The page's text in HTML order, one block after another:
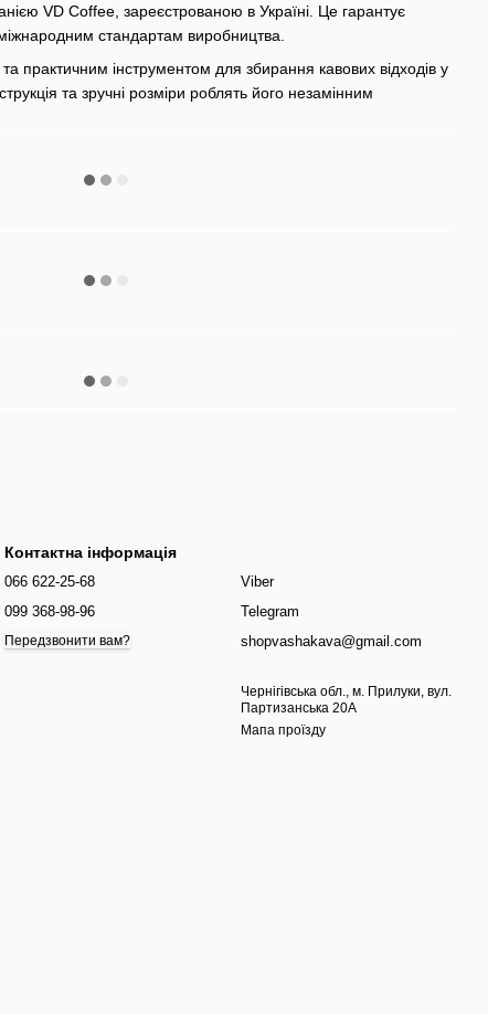
VD Coffee, зареєстрованою в Україні. Це гарантує
міжнародним стандартам виробництва.
практичним інструментом для збирання кавових відходів у
та зручні розміри роблять його незамінним
Контактна інформація
066 622-25-68
099 368-98-96
Передзвонити вам?
Viber
Telegram
shopvashakava@gmail.com
Чернігівська обл., м. Прилуки, вул.
Партизанська 20А
Мапа проїзду